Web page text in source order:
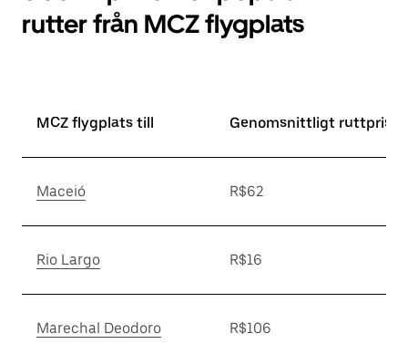
rutter från MCZ flygplats
MCZ flygplats till Genomsnittligt ruttpris*
Maceió R$62
Rio Largo R$16
Marechal Deodoro R$106